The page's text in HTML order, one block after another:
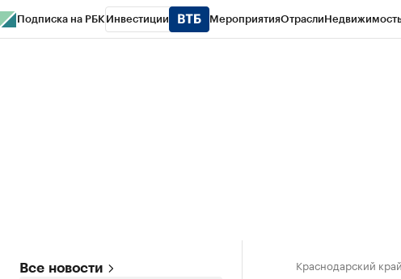
Подписка на РБК Инвестиции МероприятияОтрасли
Все новости Краснодарский край